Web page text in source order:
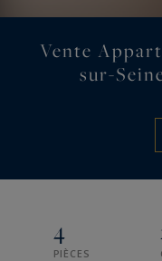
Vente
sur-
4
PIÈCES